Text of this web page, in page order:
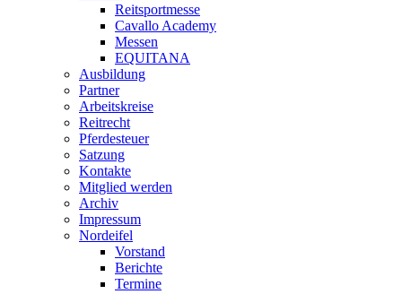
Reitsportmesse
Cavallo Academy
Messen
EQUITANA
Ausbildung
Partner
Arbeitskreise
Reitrecht
Pferdesteuer
Satzung
Kontakte
Mitglied werden
Archiv
Impressum
Nordeifel
Vorstand
Berichte
Termine